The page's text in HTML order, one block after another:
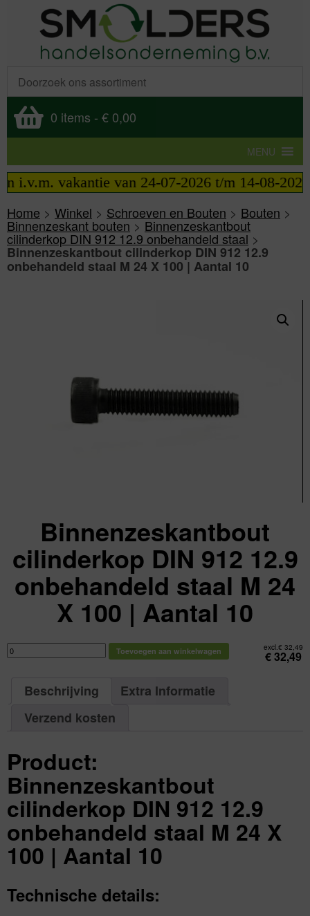
0 items - € 0,00
MENU
vakantie van 24-07-2026 t/m 14-08-2026
Home > Winkel > Schroeven en Bouten > Bouten >
Binnenzeskant bouten>Binnenzeskantbout
cilinderkop DIN 912 12.9 onbehandeld staal>
Binnenzeskantbout cilinderkop DIN 912 12.9
onbehandeld staal M 24 X 100 | Aantal 10
Binnenzeskantbout
cilinderkop DIN 912 12.9
onbehandeld staal M 24
X 100 | Aantal 10
excl. € 32,49
€32,49
Binnenzeskantbout
cilinderkop
DIN
aantal
Toevoegen aan winkelwagen
Beschrijving
Extra Informatie
Verzend kosten
Product:
Binnenzeskantbout
cilinderkop DIN 912 12.9
onbehandeld staal M 24 X
100 | Aantal 10
Technische details: